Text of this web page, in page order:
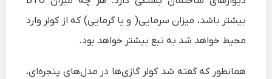
بیشتر باشد، میزان سرمایی( و یا گرمایی) که از کولر وارد
محیط خواهد شد به تبع بیشتر خواهد بود.
همانطور که گفته شد کولر گازی‌ها در مدل‌های پنجره‌ای،